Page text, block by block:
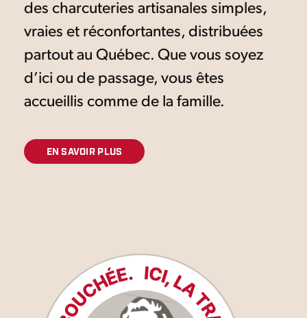
des charcuteries artisanales simples,
vraies et réconfortantes, distribuées
partout au Québec. Que vous soyez
d’ici ou de passage, vous êtes
accueillis comme de la famille.
EN SAVOIR PLUS